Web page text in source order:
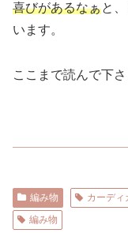
喜びがあるなぁと
います。
ここまで読んで下
編み物 カーディ
編み物